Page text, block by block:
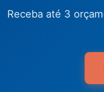
Receba até 3